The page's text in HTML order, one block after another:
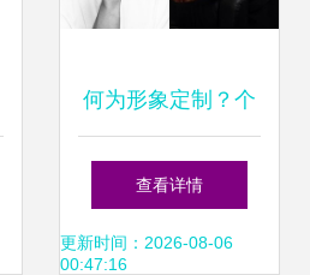
何为形象定制？个
人商务形象照未必
如你所想
查看详情
更新时间：2026-08-06
00:47:16